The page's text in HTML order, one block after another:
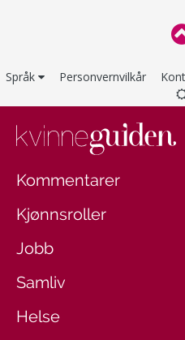
Språk Personvernvilkår
Kommentarer
Kjønnsroller
Jobb
Samliv
Helse